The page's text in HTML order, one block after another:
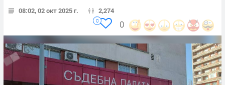
08:02, 02 окт 2025 г. 2,274
0
0